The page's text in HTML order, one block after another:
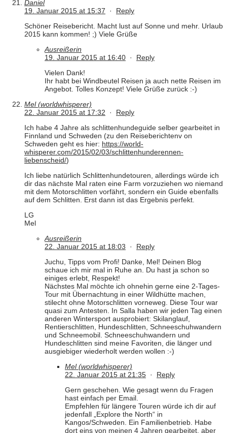
Daniel
19. Januar 2015 at 15:37 · Reply
Schöner Reisebericht. Macht lust auf Sonne und mehr. Urlaub
2015 kann kommen! ;) Viele Grüße
Ausreißerin
19. Januar 2015 at 16:40 · Reply
Vielen Dank!
Ihr habt bei Windbeutel Reisen ja auch nette Reisen im
Angebot. Tolles Konzept! Viele Grüße zurück :-)
Mel (worldwhisperer)
22. Januar 2015 at 17:32 · Reply
Ich habe 4 Jahre als schlittenhundeguide selber gearbeitet in
Finnland und Schweden (zu den Reiseberichtenv on
Schweden geht es hier: https://world-
whisperer.com/2015/02/03/schlittenhunderennen-
liebenscheid/)
Ich liebe natürlich Schlittenhundetouren, allerdings würde ich
dir das nächste Mal raten eine Farm vorzuziehen wo niemand
mit dem Motorschlitten vorfährt, sondern ein Guide ebenfalls
auf dem Schlitten. Erst dann ist das Ergebnis perfekt.
LG
Mel
Ausreißerin
22. Januar 2015 at 18:03 · Reply
Juchu, Tipps vom Profi! Danke, Mel! Deinen Blog
schaue ich mir mal in Ruhe an. Du hast ja schon so
einiges erlebt, Respekt!
Nächstes Mal möchte ich ohnehin gerne eine 2-Tages-
Tour mit Übernachtung in einer Wildhütte machen,
stilecht ohne Motorschlitten vorneweg. Diese Tour war
quasi zum Antesten. In Salla haben wir jeden Tag einen
anderen Wintersport ausprobiert: Skilanglauf,
Rentierschlitten, Hundeschlitten, Schneeschuhwandern
und Schneemobil. Schneeschuhwandern und
Hundeschlitten sind meine Favoriten, die länger und
ausgiebiger wiederholt werden wollen :-)
Mel (worldwhisperer)
22. Januar 2015 at 21:35 · Reply
Gern geschehen. Wie gesagt wenn du Fragen
hast einfach per Email.
Empfehlen für längere Touren würde ich dir auf
jedenfall „Explore the North“ in
Kangos/Schweden. Ein Familienbetrieb. Habe
dort eins von meinen 4 Jahren gearbeitet, aber